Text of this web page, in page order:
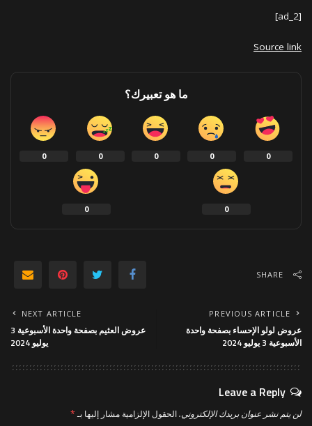
[ad_2]
Source link
ما هو تعبيرك؟
0
0
0
0
0
0
0
SHARE
PREVIOUS ARTICLE
عروض لولو الإحساء بصفحة واحدة
الأسبوعية 3 يوليو 2024
NEXT ARTICLE
عروض العثيم بصفحة واحدة الأسبوعية 3
يوليو 2024
Leave a Reply
لن يتم نشر عنوان بريدك الإلكتروني.الحقول الإلزامية مشار إليها بـ*